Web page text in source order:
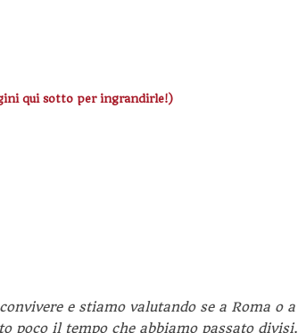
qui sotto per ingrandirle!)
e stiamo valutando se a Roma o a
poco il tempo che abbiamo passato divisi,